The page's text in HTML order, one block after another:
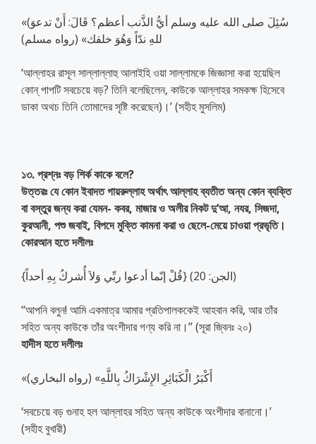
«(سُئِلَ صلى الله عليه وسلم أيُّ الذَّنب أعظم؟ قَالَ: أَنْ تدعوَ
للهِ ندّاً وَهُوَ خلقك» (رواه مسلم)
‘আল্লাহর রাসূল সাল্লাল্লাহু আলাইহি ওয়া সাল্লামকে জিজ্ঞাসা করা হয়েছিল
কোন্ পাপটি সবচেয়ে বড়? তিনি বলেছিলেন, কাউকে আল্লাহর সমকক্ষ হিসেবে
ডাকা অথচ তিনি তোমাদের সৃষ্টি করেছেন)।’ (সহীহ মুসলিম)
১৩. প্রশ্নঃ বড় শির্ক কাকে বলে?
উত্তরঃ যে কোন ইবাদত গায়রুল্লাহ অর্থাৎ আল্লাহ ব্যতীত অন্য কোন ব্যক্তি
বা বস্তুর জন্য করা যেমন- কবর, মাজার ও অলীর নিকট দু’আ, নযর, সিজদা,
কুরআনী, পশু জবাই, বিপদে মুক্তি কামনা করা ও ছেলে-মেয়ে চাওয়া প্রভৃতি।
কোরআন হতে দলীলঃ
{قُلْ إنّما أدعوا ربِّي وَلاَ أُشركُ بِهِ أحداً} (الجن: 20)
‘‘আপনি বলুন! আমি একমাত্র আমার প্রতিপালককেই আহবান করি, আর তাঁর
সহিত অন্য কাউকে তাঁর অংশীদার গণ্য করি না।’’ (সূরা জ্বিনঃ ২০)
হাদীস হতে দলীলঃ
«أَكْبَرُ الْكَبَائِرِ الإِشْرَاكُ بِاللَّهِ» (رواه البخاري)
‘সবচেয়ে বড় গুনাহ হল আল্লাহর সহিত অন্য কাউকে অংশীদার বানানো।’
(সহীহ বুখারী)